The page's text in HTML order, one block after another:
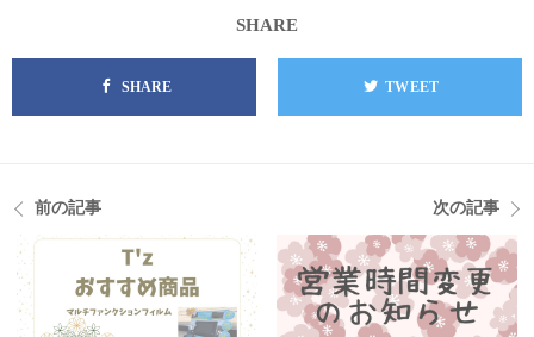
SHARE
SHARE TWEET
前の記事 次の記事